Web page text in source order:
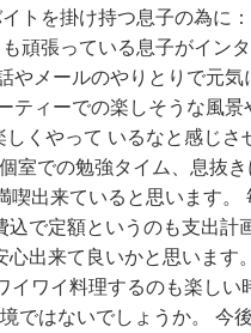
イトを掛け持つ息子の為に
頑張っている息子がイン
やメールのやりとりで元
ティーでの楽しそうな風
くやって いるなと感じさ
室での勉強タイム、息抜
喫出来ていると思います。
込で定額というのも支出計
心出来て良いかと思います
イワイ料理するのも楽しい
ではないでしょうか。 今